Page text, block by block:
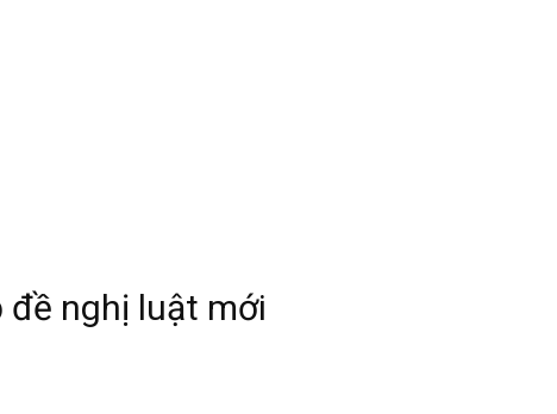
đề nghị luật mới